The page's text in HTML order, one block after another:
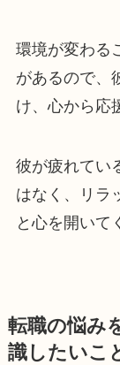
環境が変わる
があるので、
け、心から応
彼が疲れてい
はなく、リラ
と心を開いて
転職の悩み
識したいこ